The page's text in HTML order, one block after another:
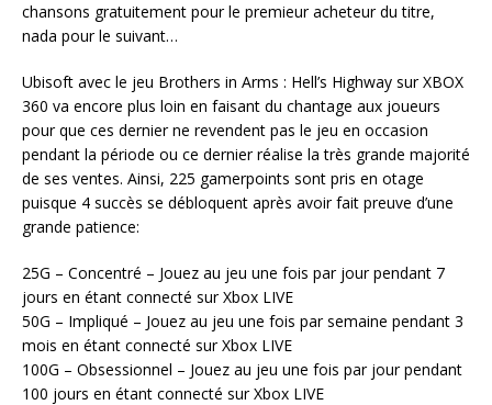
chansons gratuitement pour le premieur acheteur du titre,
nada pour le suivant…
Ubisoft avec le jeu Brothers in Arms : Hell’s Highway sur XBOX
360 va encore plus loin en faisant du chantage aux joueurs
pour que ces dernier ne revendent pas le jeu en occasion
pendant la période ou ce dernier réalise la très grande majorité
de ses ventes. Ainsi, 225 gamerpoints sont pris en otage
puisque 4 succès se débloquent après avoir fait preuve d’une
grande patience:
25G – Concentré – Jouez au jeu une fois par jour pendant 7
jours en étant connecté sur Xbox LIVE
50G – Impliqué – Jouez au jeu une fois par semaine pendant 3
mois en étant connecté sur Xbox LIVE
100G – Obsessionnel – Jouez au jeu une fois par jour pendant
100 jours en étant connecté sur Xbox LIVE